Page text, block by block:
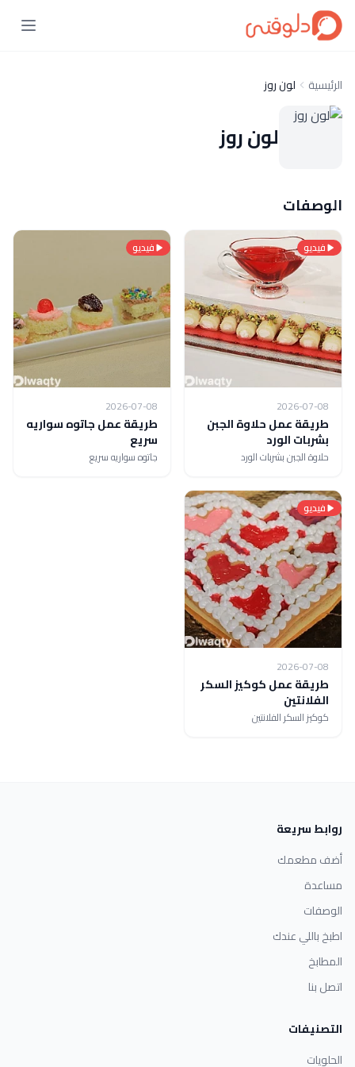
الرئيسية لون روز
لون روز
الوصفات
فيديو
2026-07-08
طريقة عمل حلاوة الجبن
بشربات الورد
حلاوة الجبن بشربات الورد
فيديو
2026-07-08
طريقة عمل جاتوه سواريه
سريع
جاتوه سواريه سريع
فيديو
2026-07-08
طريقة عمل كوكيز السكر
الفلانتين
كوكيز السكر الفلانتين
روابط سريعة
أضف مطعمك
مساعدة
الوصفات
اطبخ باللي عندك
المطابخ
اتصل بنا
التصنيفات
الحلويات